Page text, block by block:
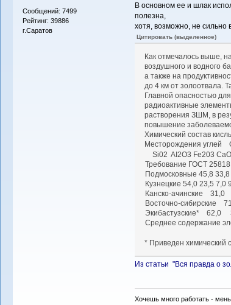
Сообщений: 7499
Рейтинг: 39886
г.Саратов
В основном ее и шлак
полезна,
хотя, возможно, не сильно
Цитировать (выделенное)
Как отмечалось выше,
воздушного и водного
а также на
до 4 км от золоотвала.
Главной опасностью
радиоактивные
растворения ЗШМ, в
повышение
Химический состав
Месторождения
Si02 AI2O3 Fe203
Требование ГОСТ
Подмосковные 45,8
Кузнецкие 54,0 23,5 7,0
Канско-ачинские 31,0
Восточно-сибирские
Экибастузские* 62,0
Среднее содержание
* Приведен химический
Из статьи "Вся правда о
Хочешь много работать -